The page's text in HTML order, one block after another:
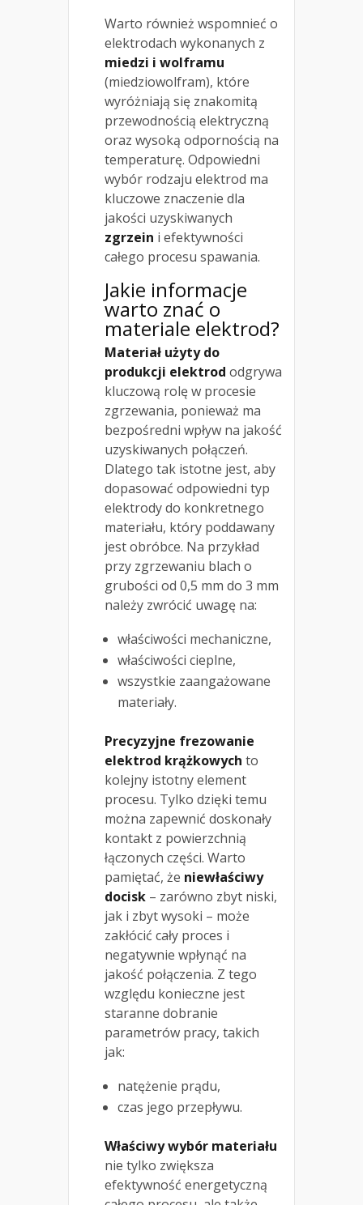
Warto również wspomnieć o
elektrodach wykonanych z
miedzi i wolframu
(miedziowolfram), które
wyróżniają się znakomitą
przewodnością elektryczną
oraz wysoką odpornością na
temperaturę. Odpowiedni
wybór rodzaju elektrod ma
kluczowe znaczenie dla
jakości uzyskiwanych
zgrzein i efektywności
całego procesu spawania.
Jakie informacje
warto znać o
materiale elektrod?
Materiał użyty do
produkcji elektrod odgrywa
kluczową rolę w procesie
zgrzewania, ponieważ ma
bezpośredni wpływ na jakość
uzyskiwanych połączeń.
Dlatego tak istotne jest, aby
dopasować odpowiedni typ
elektrody do konkretnego
materiału, który poddawany
jest obróbce. Na przykład
przy zgrzewaniu blach o
grubości od 0,5 mm do 3 mm
należy zwrócić uwagę na:
właściwości mechaniczne,
właściwości cieplne,
wszystkie zaangażowane
materiały.
Precyzyjne frezowanie
elektrod krążkowych to
kolejny istotny element
procesu. Tylko dzięki temu
można zapewnić doskonały
kontakt z powierzchnią
łączonych części. Warto
pamiętać, że niewłaściwy
docisk – zarówno zbyt niski,
jak i zbyt wysoki – może
zakłócić cały proces i
negatywnie wpłynąć na
jakość połączenia. Z tego
względu konieczne jest
staranne dobranie
parametrów pracy, takich
jak:
natężenie prądu,
czas jego przepływu.
Właściwy wybór materiału
nie tylko zwiększa
efektywność energetyczną